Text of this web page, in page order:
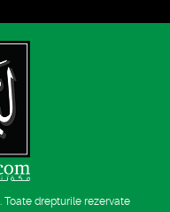
. Toate drepturile rezervate